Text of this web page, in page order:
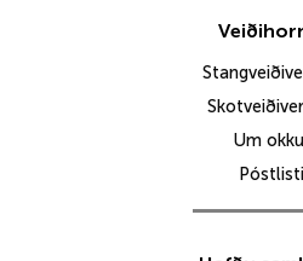
Um
Póstlisti